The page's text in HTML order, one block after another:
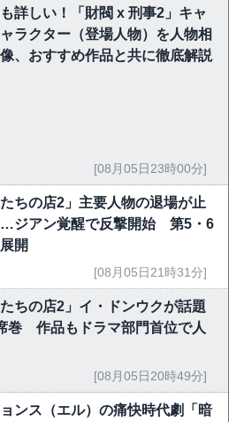
詳しい！「財閥 x 刑事2」キャ
ラクター（登場人物）を人物相
、おすすめ作品と共に徹底解説
[08月05日23時00分]
たちの店2」主要人物の退場が止
…ジアン覚醒で反撃開始 第5・6
開
[08月05日21時31分]
たちの店2」イ・ドンウクが話題
巻 作品もドラマ部門首位で人
[08月05日20時49分]
ンス（エル）の痛快時代劇「暗